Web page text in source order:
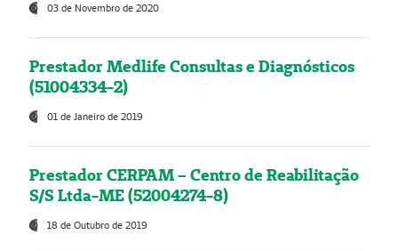
03 de Novembro de 2020
Prestador Medlife Consultas e Diagnósticos
(51004334-2)
01 de Janeiro de 2019
Prestador CERPAM – Centro de Reabilitação
S/S Ltda-ME (52004274-8)
18 de Outubro de 2019